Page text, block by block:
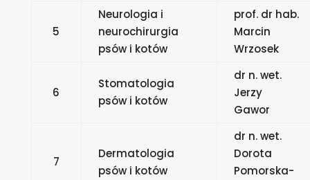
5
Neurologia i
neurochirurgia
psów i kotów
prof. dr hab.
Marcin
Wrzosek
6
Stomatologia
psów i kotów
dr n. wet.
Jerzy
Gawor
7
Dermatologia
psów i kotów
dr n. wet.
Dorota
Pomorska-